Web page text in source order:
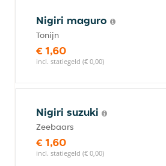
Nigiri maguro
Tonijn
€ 1,60
incl. statiegeld (€ 0,00)
Nigiri suzuki
Zeebaars
€ 1,60
incl. statiegeld (€ 0,00)